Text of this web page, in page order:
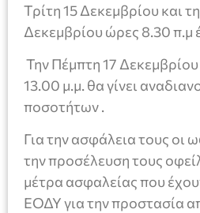
Τρίτη 15 Δεκεμβρίου και
Δεκεμβρίου ώρες 8.30 π.μ
Την Πέμπτη 17
13.00 μ.μ. θα γίνει
ποσοτήτων .
Για την ασφάλεια τους οι
την προσέλευση τους
μέτρα ασφαλείας που
ΕΟΔΥ για την προστασία